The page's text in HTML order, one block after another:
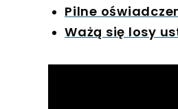
Pilne
Ważą się losy